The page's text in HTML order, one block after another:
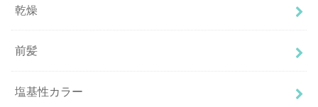
乾燥
前髪
塩基性カラー